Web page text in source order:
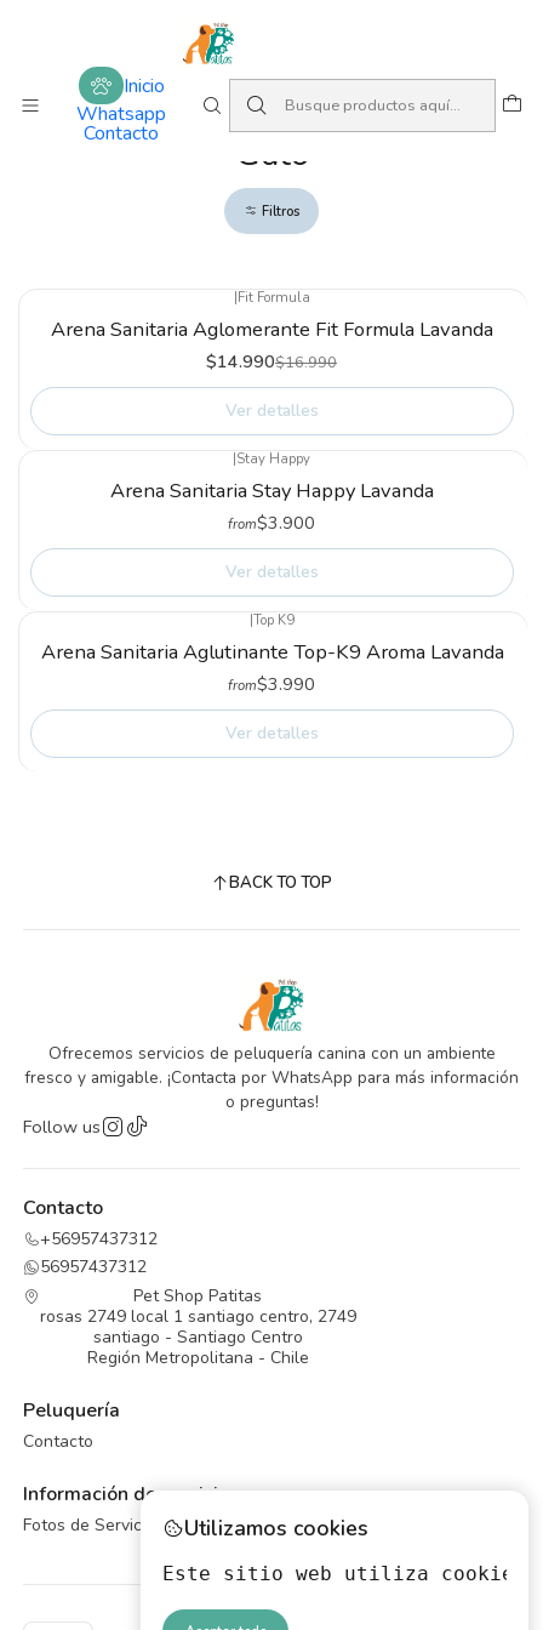
Inicio
Whatsapp
Contacto
Amamos lo que hacemos
Inicio Higiene y cuidado
Gato
Filtros
Not available
Fit Formula
Arena Sanitaria Aglomerante Fit Formula Lavanda
$14.990$16.990
Ver detalles
Stay Happy
Arena Sanitaria Stay Happy Lavanda
from$3.900
Ver detalles
Top K9
Arena Sanitaria Aglutinante Top-K9 Aroma Lavanda
from$3.990
Ver detalles
BACK TO TOP
Ofrecemos servicios de peluquería canina con un ambiente
fresco y amigable. ¡Contacta por WhatsApp para más información
o preguntas!
Follow us
Contacto
+56957437312
56957437312
Pet Shop Patitas
rosas 2749 local 1 santiago centro, 2749
santiago - Santiago Centro
Región Metropolitana - Chile
Peluquería
Contacto
Información de servicios
Fotos de Servicios de Peluqueria Canina
Utilizamos cookies
Este sitio web utiliza cookies